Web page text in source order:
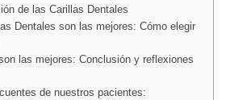
de las Carillas Dentales
Dentales son las mejores: Cómo elegir
las mejores: Conclusión y reflexiones
de nuestros pacientes: